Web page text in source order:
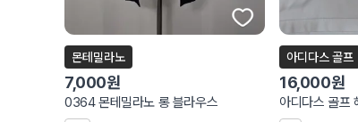
몬테밀라노
7,000원
0364 몬테밀라노 롱 블라우스
아디다스 골프
16,000원